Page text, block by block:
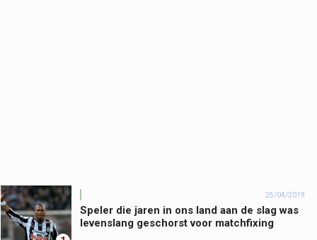
25/04/2019
Speler die jaren in ons land aan de slag was
levenslang geschorst voor matchfixing